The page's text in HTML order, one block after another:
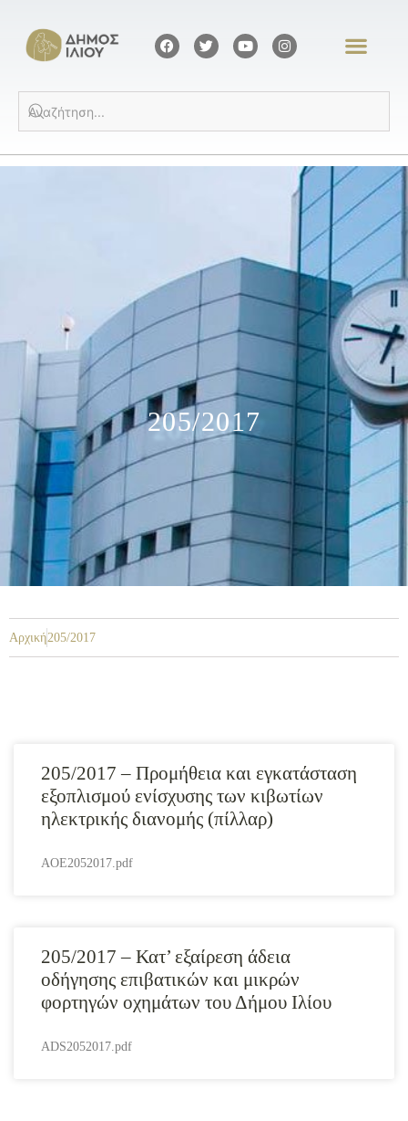
205/2017
Αρχική205/2017
205/2017 – Προμήθεια και εγκατάσταση
εξοπλισμού ενίσχυσης των κιβωτίων
ηλεκτρικής διανομής (πίλλαρ)
AOE2052017.pdf
205/2017 – Κατ’ εξαίρεση άδεια
οδήγησης επιβατικών και μικρών
φορτηγών οχημάτων του Δήμου Ιλίου
ADS2052017.pdf